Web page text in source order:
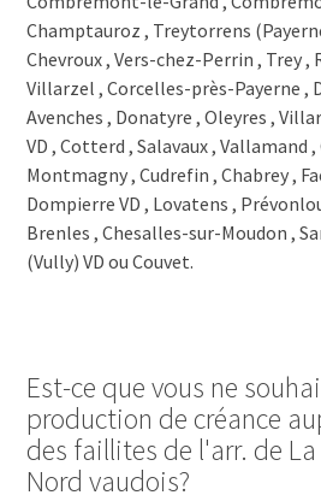
1376 Goumoens-le-Jux
1376 Goumoens-la-Ville
1376 Eclagnens
1375 Penthéréaz
1374 Corcelles-sur-Chavornay
1373 Chavornay
1372 Bavois
1358 Valeyres-sous-Rances
1357 Lignerolle
1356 Les Clées
1353 Bofflens
1352 Agiez
1350 Orbe
1348 Le Brassus
Champtauroz , Treytorrens
Chevroux , Vers-chez-Perrin , Trey ,
Villarzel , Corcelles-près-Payerne ,
Avenches , Donatyre , Oleyres ,
VD , Cotterd , Salavaux , Vallamand
Montmagny , Cudrefin , Chabrey ,
Dompierre VD , Lovatens ,
Brenles , Chesalles-sur-Moudon ,
(Vully) VD ou Couvet.
Est-ce que vous ne
production de créance
des faillites de l'arr. de
Nord vaudois?